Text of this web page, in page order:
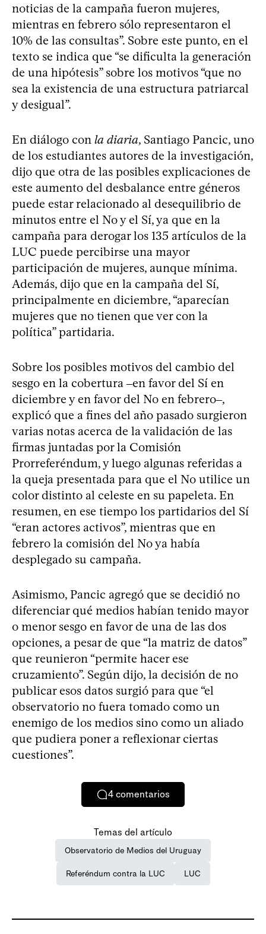
noticias de la campaña fueron mujeres,
mientras en febrero sólo representaron el
10% de las consultas”. Sobre este punto, en el
texto se indica que “se dificulta la generación
de una hipótesis” sobre los motivos “que no
sea la existencia de una estructura patriarcal
y desigual”.
En diálogo con la diaria, Santiago Pancic, uno
de los estudiantes autores de la investigación,
dijo que otra de las posibles explicaciones de
este aumento del desbalance entre géneros
puede estar relacionado al desequilibrio de
minutos entre el No y el Sí, ya que en la
campaña para derogar los 135 artículos de la
LUC puede percibirse una mayor
participación de mujeres, aunque mínima.
Además, dijo que en la campaña del Sí,
principalmente en diciembre, “aparecían
mujeres que no tienen que ver con la
política” partidaria.
Sobre los posibles motivos del cambio del
sesgo en la cobertura ‒en favor del Sí en
diciembre y en favor del No en febrero‒,
explicó que a fines del año pasado surgieron
varias notas acerca de la validación de las
firmas juntadas por la Comisión
Prorreferéndum, y luego algunas referidas a
la queja presentada para que el No utilice un
color distinto al celeste en su papeleta. En
resumen, en ese tiempo los partidarios del Sí
“eran actores activos”, mientras que en
febrero la comisión del No ya había
desplegado su campaña.
Asimismo, Pancic agregó que se decidió no
diferenciar qué medios habían tenido mayor
o menor sesgo en favor de una de las dos
opciones, a pesar de que “la matriz de datos”
que reunieron “permite hacer ese
cruzamiento”. Según dijo, la decisión de no
publicar esos datos surgió para que “el
observatorio no fuera tomado como un
enemigo de los medios sino como un aliado
que pudiera poner a reflexionar ciertas
cuestiones”.
4 comentarios
Temas del artículo
Observatorio de Medios del Uruguay
Referéndum contra la LUC LUC